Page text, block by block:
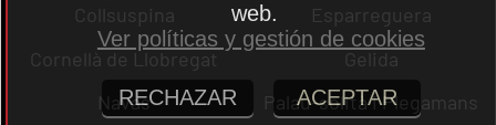
Collsuspina
Esparreguera
Cornellà de Llobregat
Gelida
Navas
Palau-solità i Plegamans
web.
Ver políticas y gestión de cookies
RECHAZAR ACEPTAR